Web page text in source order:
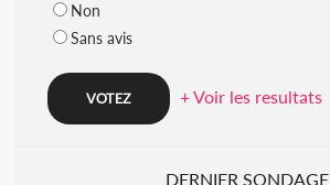
Non
Sans avis
+ Voir les resultats
DERNIER SONDAGE